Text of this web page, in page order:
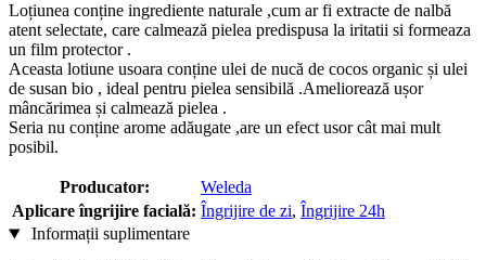
Loțiunea conține ingrediente naturale ,cum ar fi extracte de nalbă
atent selectate, care calmează pielea predispusa la iritatii si formeaza
un film protector .
Aceasta lotiune usoara conține ulei de nucă de cocos organic și ulei
de susan bio , ideal pentru pielea sensibilă .Ameliorează ușor
mâncărimea și calmează pielea .
Seria nu conține arome adăugate ,are un efect usor cât mai mult
posibil.
Producator:
Weleda
Aplicare îngrijire facială: Îngrijire de zi, Îngrijire 24h
Informații suplimentare